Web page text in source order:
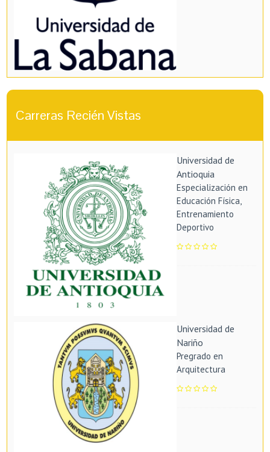
Carreras Recién Vistas
Universidad de
Antioquia
Especialización en
Educación Física,
Entrenamiento
Deportivo
Universidad de
Nariño
Pregrado en
Arquitectura